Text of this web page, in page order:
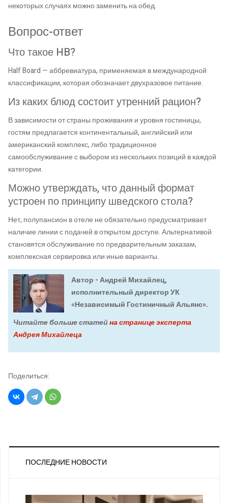
некоторых случаях можно заменить на обед.
Вопрос-ответ
Что такое HB?
Half Board — аббревиатура, применяемая в международной
классификации, которая обозначает двухразовое питание.
Из каких блюд состоит утренний рацион?
В зависимости от страны проживания и уровня гостиницы,
гостям предлагается континентальный, английский или
американский комплекс, либо традиционное
самообслуживание с выбором из нескольких позиций в каждой
категории.
Можно утверждать, что данный формат
устроен по принципу шведского стола?
Нет, полупансион в отеле не обязательно предусматривает
наличие линии с подачей в открытом доступе. Альтернативой
становятся обслуживание по предварительным заказам,
комплексная сервировка или иные варианты.
Автор - Андрей Михайлец,
исполнительный директор УК
«Независимый Гостиничный Альянс».
Читайте больше статейна странице эксперта
Андрея Михайлеца
Поделиться:
ПОСЛЕДНИЕ НОВОСТИ